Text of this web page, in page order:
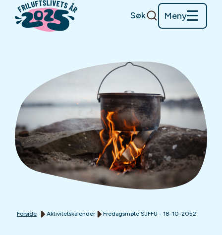
Søk Meny
Forside Aktivitetskalender Fredagsmøte SJFFU - 18-10-2052